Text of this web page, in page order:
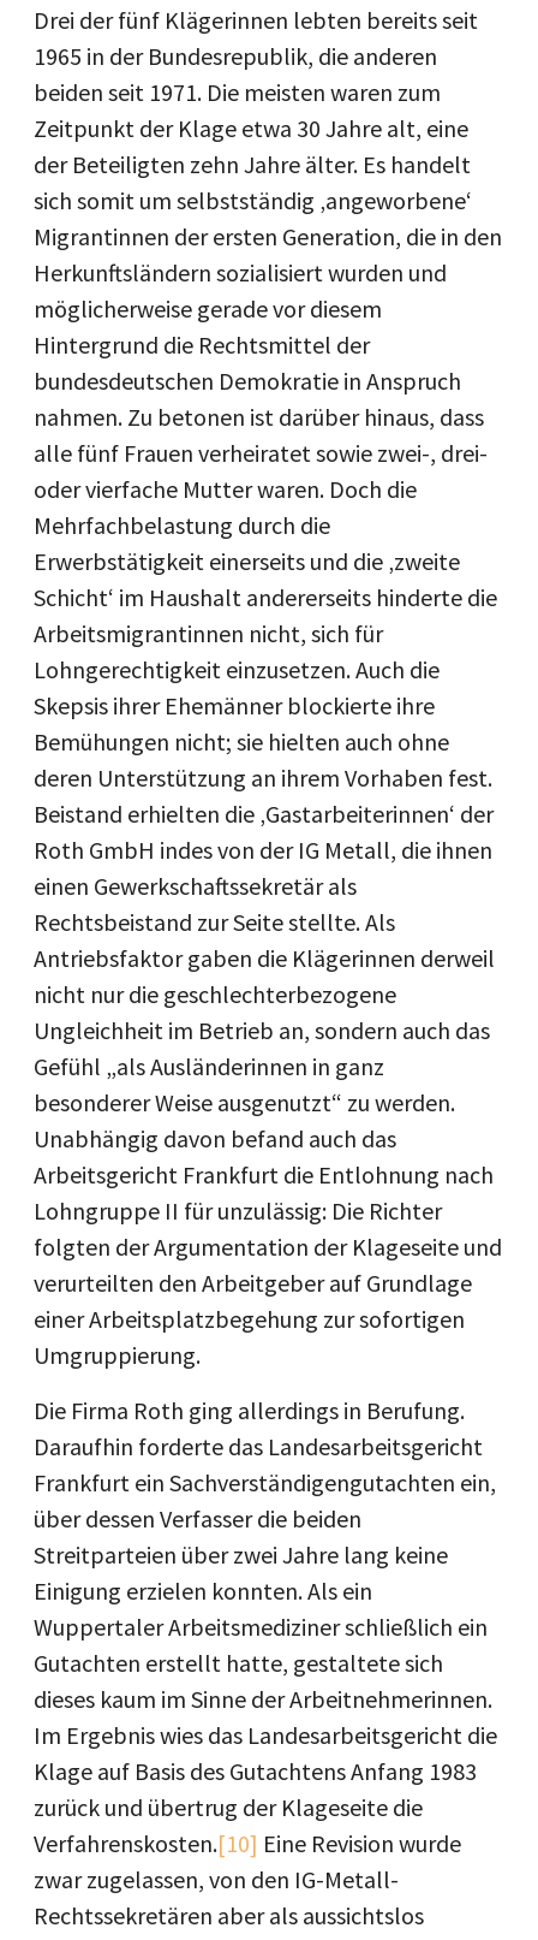
Drei der fünf Klägerinnen lebten bereits seit
1965 in der Bundesrepublik, die anderen
beiden seit 1971. Die meisten waren zum
Zeitpunkt der Klage etwa 30 Jahre alt, eine
der Beteiligten zehn Jahre älter. Es handelt
sich somit um selbstständig ‚angeworbene‘
Migrantinnen der ersten Generation, die in den
Herkunftsländern sozialisiert wurden und
möglicherweise gerade vor diesem
Hintergrund die Rechtsmittel der
bundesdeutschen Demokratie in Anspruch
nahmen. Zu betonen ist darüber hinaus, dass
alle fünf Frauen verheiratet sowie zwei-, drei-
oder vierfache Mutter waren. Doch die
Mehrfachbelastung durch die
Erwerbstätigkeit einerseits und die ‚zweite
Schicht‘ im Haushalt andererseits hinderte die
Arbeitsmigrantinnen nicht, sich für
Lohngerechtigkeit einzusetzen. Auch die
Skepsis ihrer Ehemänner blockierte ihre
Bemühungen nicht; sie hielten auch ohne
deren Unterstützung an ihrem Vorhaben fest.
Beistand erhielten die ‚Gastarbeiterinnen‘ der
Roth GmbH indes von der IG Metall, die ihnen
einen Gewerkschaftssekretär als
Rechtsbeistand zur Seite stellte. Als
Antriebsfaktor gaben die Klägerinnen derweil
nicht nur die geschlechterbezogene
Ungleichheit im Betrieb an, sondern auch das
Gefühl „als Ausländerinnen in ganz
besonderer Weise ausgenutzt“ zu werden.
Unabhängig davon befand auch das
Arbeitsgericht Frankfurt die Entlohnung nach
Lohngruppe II für unzulässig: Die Richter
folgten der Argumentation der Klageseite und
verurteilten den Arbeitgeber auf Grundlage
einer Arbeitsplatzbegehung zur sofortigen
Umgruppierung.
Die Firma Roth ging allerdings in Berufung.
Daraufhin forderte das Landesarbeitsgericht
Frankfurt ein Sachverständigengutachten ein,
über dessen Verfasser die beiden
Streitparteien über zwei Jahre lang keine
Einigung erzielen konnten. Als ein
Wuppertaler Arbeitsmediziner schließlich ein
Gutachten erstellt hatte, gestaltete sich
dieses kaum im Sinne der Arbeitnehmerinnen.
Im Ergebnis wies das Landesarbeitsgericht die
Klage auf Basis des Gutachtens Anfang 1983
zurück und übertrug der Klageseite die
Verfahrenskosten.[10] Eine Revision wurde
zwar zugelassen, von den IG-Metall-
Rechtssekretären aber als aussichtslos